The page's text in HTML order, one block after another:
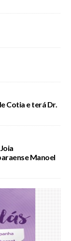
Cotia e terá Dr.
Manoel